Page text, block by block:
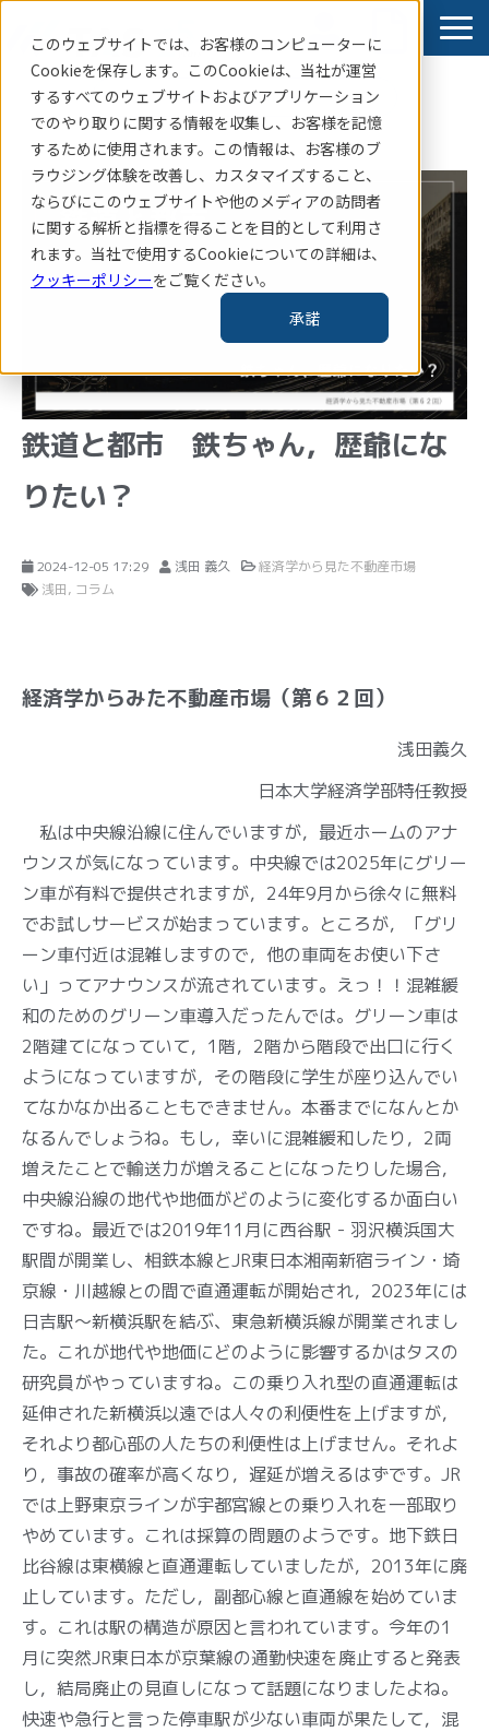
このウェブサイトでは、お客様のコンピューターに
Cookieを保存します。このCookieは、当社が運営
するすべてのウェブサイトおよびアプリケーション
でのやり取りに関する情報を収集し、お客様を記憶
するために使用されます。この情報は、お客様のブ
ラウジング体験を改善し、カスタマイズすること、
ならびにこのウェブサイトや他のメディアの訪問者
に関する解析と指標を得ることを目的として利用さ
れます。当社で使用するCookieについての詳細は、
クッキーポリシーをご覧ください。
承諾
賃貸住宅指標はこちら
サービス
導入事例
お知らせ
コラム・レポート
企業情報
TAS-MAP新規会員登録
鉄道と都市 鉄ちゃん，歴爺にな
りたい？
2024-12-05 17:29 浅田 義久
経済学から見た不動産市場
浅田 コラム
経済学からみた不動産市場（第６２回）
浅田義久
日本大学経済学部特任教授
私は中央線沿線に住んでいますが，最近ホームのアナ
ウンスが気になっています。中央線では2025年にグリー
ン車が有料で提供されますが，24年9月から徐々に無料
でお試しサービスが始まっています。ところが，「グリ
ーン車付近は混雑しますので，他の車両をお使い下さ
い」ってアナウンスが流されています。えっ！！混雑緩
和のためのグリーン車導入だったんでは。グリーン車は
2階建てになっていて，1階，2階から階段で出口に行く
ようになっていますが，その階段に学生が座り込んでい
てなかなか出ることもできません。本番までになんとか
なるんでしょうね。もし，幸いに混雑緩和したり，2両
増えたことで輸送力が増えることになったりした場合，
中央線沿線の地代や地価がどのように変化するか面白い
ですね。最近では2019年11月に西谷駅 - 羽沢横浜国大
駅間が開業し、相鉄本線とJR東日本湘南新宿ライン・埼
京線・川越線との間で直通運転が開始され，2023年には
日吉駅～新横浜駅を結ぶ、東急新横浜線が開業されまし
た。これが地代や地価にどのように影響するかはタスの
研究員がやっていますね。この乗り入れ型の直通運転は
延伸された新横浜以遠では人々の利便性を上げますが，
それより都心部の人たちの利便性は上げません。それよ
り，事故の確率が高くなり，遅延が増えるはずです。JR
では上野東京ラインが宇都宮線との乗り入れを一部取り
やめています。これは採算の問題のようです。地下鉄日
比谷線は東横線と直通運転していましたが，2013年に廃
止しています。ただし，副都心線と直通線を始めていま
す。これは駅の構造が原因と言われています。今年の1
月に突然JR東日本が京葉線の通勤快速を廃止すると発表
し，結局廃止の見直しになって話題になりましたよね。
快速や急行と言った停車駅が少ない車両が果たして，混